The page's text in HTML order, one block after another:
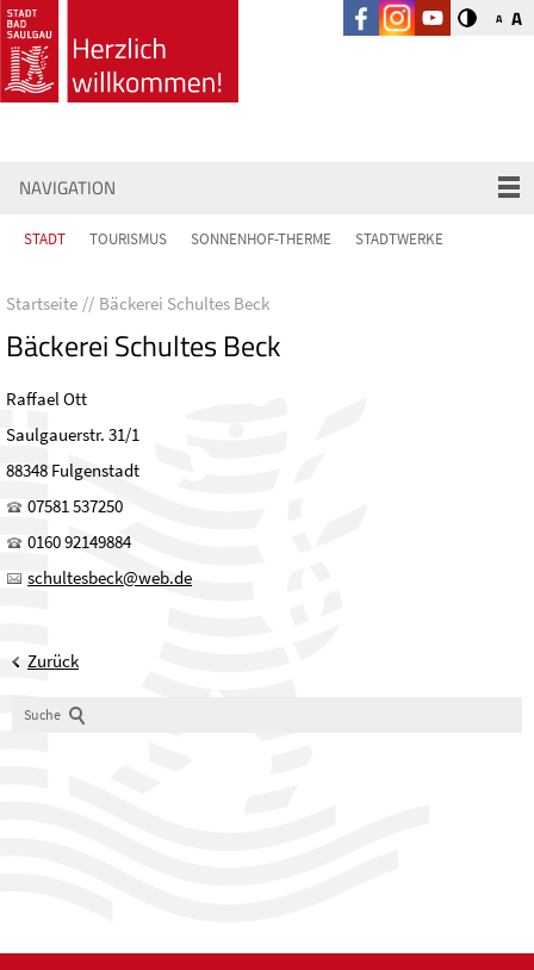
A A
NAVIGATION
STADT TOURISMUS SONNENHOF-THERME STADTWERKE
Startseite Bäckerei Schultes Beck
Bäckerei Schultes Beck
Raffael Ott
Saulgauerstr. 31/1
88348 Fulgenstadt
07581 537250
0160 92149884
schultesbeck@web.de
Zurück
Suche